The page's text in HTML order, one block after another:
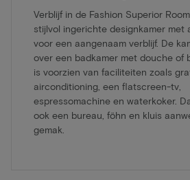
Verblijf in de Fashion Superior
stijlvol ingerichte designkamer met
voor een aangenaam verblijf. De
over een badkamer met douche of
is voorzien van faciliteiten zoals
airconditioning, een flatscreen-tv,
espressomachine en waterkoker.
ook een bureau, föhn en kluis
gemak.